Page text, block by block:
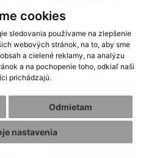
cookies
sledovania používame na zlepšenie
webových stránok, na to, aby sme
a cielené reklamy, na analýzu
a na pochopenie toho, odkiaľ naši
prichádzajú.
Odmietam
nastavenia
- Smolník - 28.6.2026